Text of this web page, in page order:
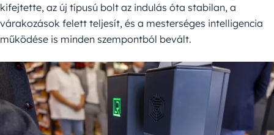
kifejtette, az új típusú bolt az indulás óta stabilan, a
várakozások felett teljesít, és a mesterséges intelligencia
működése is minden szempontból bevált.